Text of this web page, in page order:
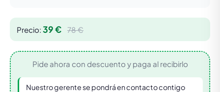
Precio: 39 € 78 €
Pide ahora con descuento y paga al recibirlo
Nuestro gerente se pondrá en contacto contigo